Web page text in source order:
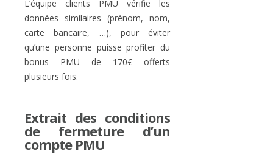
L’équipe clients PMU vérifie les
données similaires (prénom, nom,
carte bancaire, …), pour éviter
qu’une personne puisse profiter du
bonus PMU de 170€ offerts
plusieurs fois.
Extrait des conditions
de fermeture d’un
compte PMU